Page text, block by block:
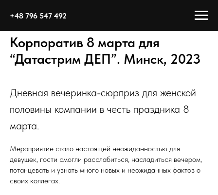
+48 796 547 492
Корпоратив 8 марта для
“Датастрим ДЕП”. Минск, 2023
Дневная вечеринка-сюрприз для женской
половины компании в честь праздника 8
марта.
Мероприятие стало настоящей неожиданностью для
девушек, гости смогли расслабиться, насладиться вечером,
потанцевать и узнать много новых и неожиданных фактов о
своих коллегах.